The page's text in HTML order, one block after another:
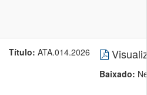
Título: ATA.014.2026
Baixado: